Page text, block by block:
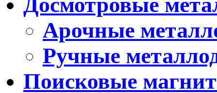
Арочные
Ручные
Поисковые